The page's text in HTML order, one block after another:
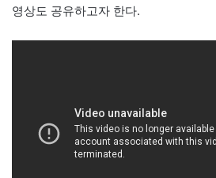
영상도 공유하고자 한다.